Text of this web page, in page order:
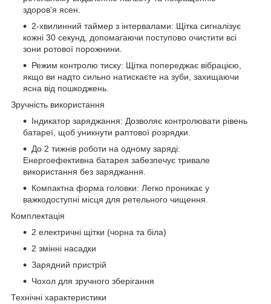
здоров'я ясен.
2-хвилинний таймер з інтервалами: Щітка сигналізує
кожні 30 секунд, допомагаючи поступово очистити всі
зони ротової порожнини.
Режим контролю тиску: Щітка попереджає вібрацією,
якщо ви надто сильно натискаєте на зуби, захищаючи
ясна від пошкоджень.
Зручність використання
Індикатор заряджання: Дозволяє контролювати рівень
батареї, щоб уникнути раптової розрядки.
До 2 тижнів роботи на одному заряді:
Енергоефективна батарея забезпечує тривале
використання без заряджання.
Компактна форма головки: Легко проникає у
важкодоступні місця для ретельного чищення.
Комплектація
2 електричні щітки (чорна та біла)
2 змінні насадки
Зарядний пристрій
Чохол для зручного зберігання
Технічні характеристики